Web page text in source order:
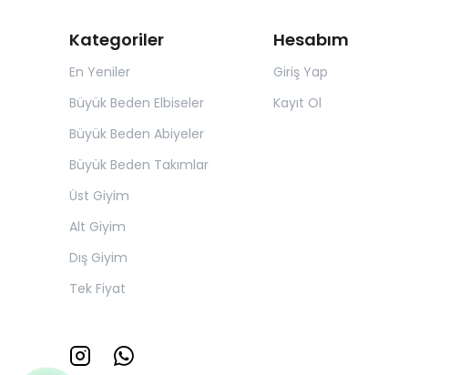
Kategoriler
En Yeniler
Büyük Beden Elbiseler
Büyük Beden Abiyeler
Büyük Beden Takımlar
Üst Giyim
Alt Giyim
Dış Giyim
Tek Fiyat
Hesabım
Giriş Yap
Kayıt Ol